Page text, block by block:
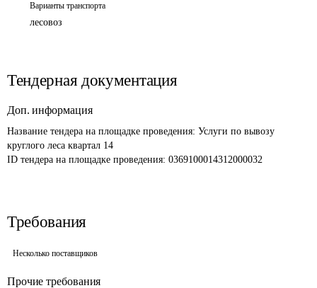
Варианты транспорта
лесовоз
Тендерная документация
Доп. информация
Название тендера на площадке проведения: Услуги по вывозу
круглого леса квартал 14
ID тендера на площадке проведения: 0369100014312000032
Требования
Несколько поставщиков
Прочие требования